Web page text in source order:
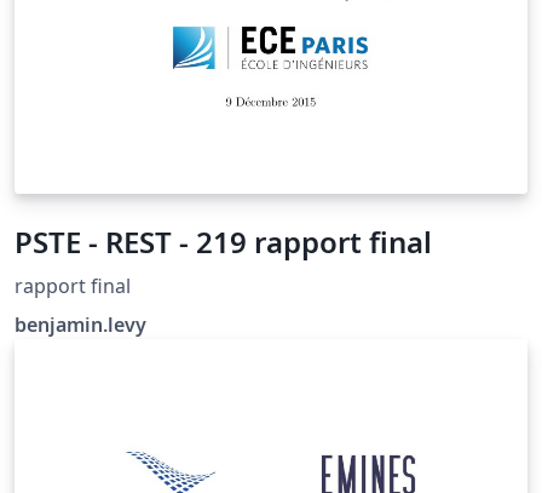
PSTE - REST - 219 rapport final
rapport final
benjamin.levy